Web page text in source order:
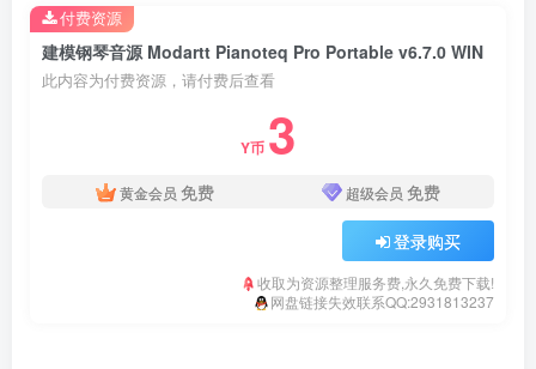
建模钢琴音源 Modartt Pianoteq Pro Portable v6.7.0 WIN
此内容为付费资源，请付费后查看
Y币 3
黄金会员 免费 超级会员 免费
登录购买
收取为资源整理服务费,永久免费下载!
网盘链接失效联系QQ:2931813237
付费资源